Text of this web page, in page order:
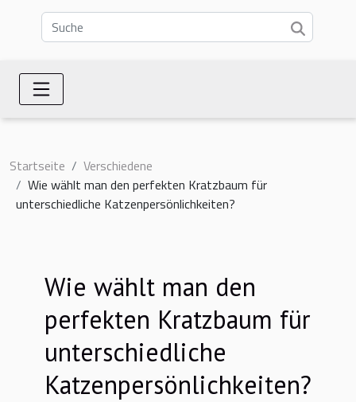
Startseite
Verschiedene
Wie wählt man den perfekten Kratzbaum für
unterschiedliche Katzenpersönlichkeiten?
Wie wählt man den
perfekten Kratzbaum für
unterschiedliche
Katzenpersönlichkeiten?